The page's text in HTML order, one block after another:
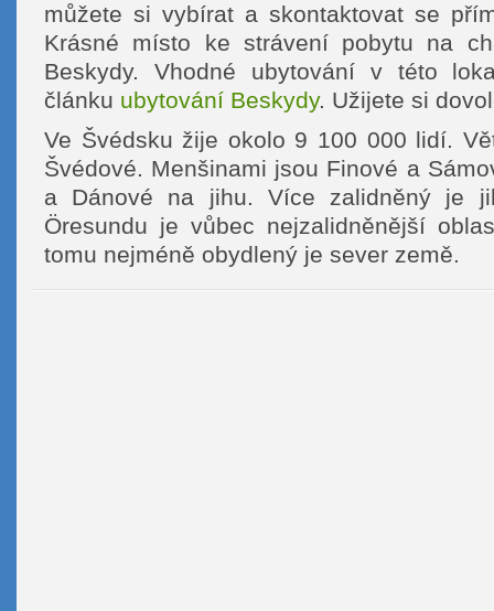
můžete si vybírat a skontaktovat se
Krásné místo ke strávení pobytu na
Beskydy. Vhodné ubytování v této
článku ubytování Beskydy. Užijete si
Ve Švédsku žije okolo 9 100 000 lidí.
Švédové. Menšinami jsou Finové a
a Dánové na jihu. Více zalidněný je
Öresundu je vůbec nejzalidněnější
tomu nejméně obydlený je sever země.